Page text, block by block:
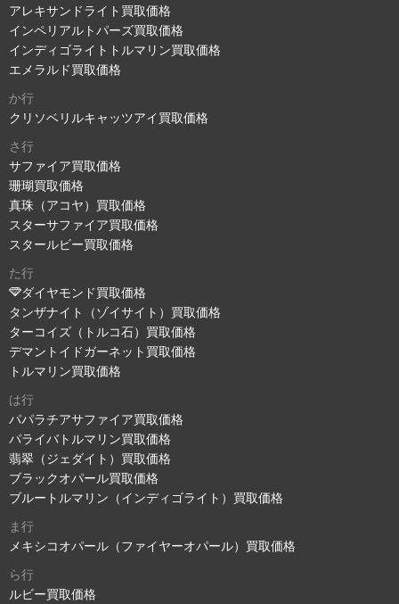
アレキサンドライト買取価格
インペリアルトパーズ買取価格
インディゴライトトルマリン買取価格
エメラルド買取価格
か行
クリソベリルキャッツアイ買取価格
さ行
サファイア買取価格
珊瑚買取価格
真珠（アコヤ）買取価格
スターサファイア買取価格
スタールビー買取価格
た行
ダイヤモンド買取価格
タンザナイト（ゾイサイト）買取価格
ターコイズ（トルコ石）買取価格
デマントイドガーネット買取価格
トルマリン買取価格
は行
パパラチアサファイア買取価格
パライバトルマリン買取価格
翡翠（ジェダイト）買取価格
ブラックオパール買取価格
ブルートルマリン（インディゴライト）買取価格
ま行
メキシコオパール（ファイヤーオパール）買取価格
ら行
ルビー買取価格